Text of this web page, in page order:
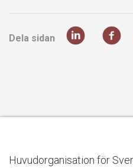
Dela sidan
Huvudorganisation för